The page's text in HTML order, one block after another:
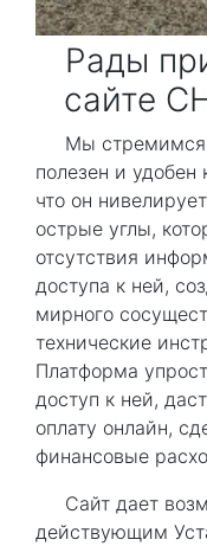
Рады
сайте
Мы стремимся
полезен и
что он
острые углы,
отсутствия
доступа к ней,
мирного
технические
Платформа
доступ к ней,
оплату онлайн,
финансовые
Сайт дает
действующим